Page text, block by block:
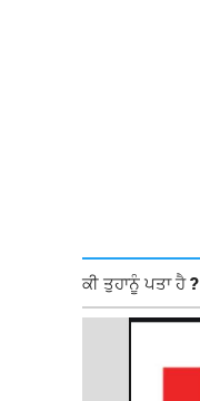
ਕੀ ਤੁਹਾਨੂੰ ਪਤਾ ਹੈ ?